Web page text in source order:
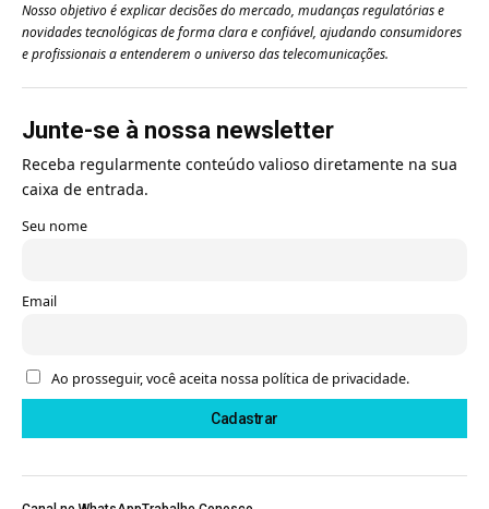
Nosso objetivo é explicar decisões do mercado, mudanças regulatórias e
novidades tecnológicas de forma clara e confiável, ajudando consumidores
e profissionais a entenderem o universo das telecomunicações.
Junte-se à nossa newsletter
Receba regularmente conteúdo valioso diretamente na sua
caixa de entrada.
Seu nome
Email
Ao prosseguir, você aceita nossa política de privacidade.